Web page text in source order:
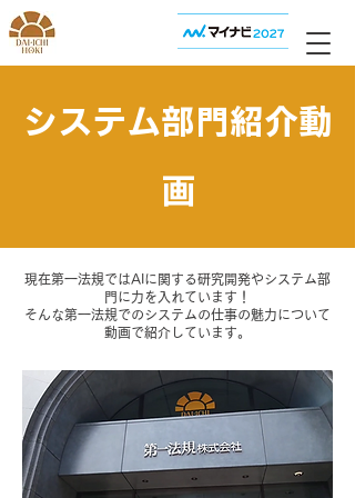
​システム部門紹介動
画
現在第一法規ではAIに関する研究開発やシステム部
門に力を入れています！
そんな第一法規でのシステムの仕事の魅力について
動画で紹介しています。